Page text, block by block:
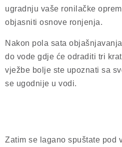
ugradnju vaše ronilačke
objasniti osnove ronjenja.
Nakon pola sata
do vode gdje će odraditi tri
vježbe bolje ste upoznati sa
se ugodnije u vodi.
Zatim se lagano spuštate pod